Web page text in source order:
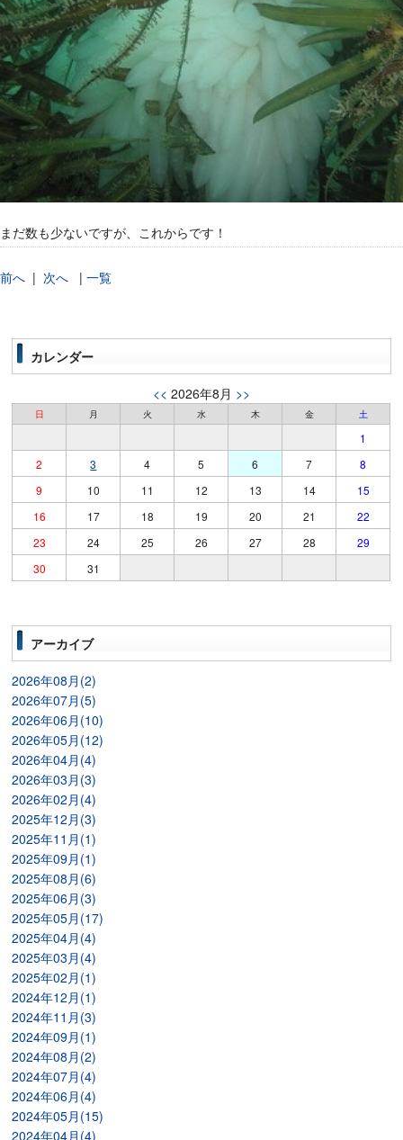
まだ数も少ないですが、これからです！
前へ | 次へ | 一覧
カレンダー
<< 2026年8月 >>
日 月 火 水 木 金 土
1
2
3 4 5 6 7
8
9
10 11 12 13 14
15
16
17 18 19 20 21
22
23
24 25 26 27 28
29
30
31
アーカイブ
2026年08月(2)
2026年07月(5)
2026年06月(10)
2026年05月(12)
2026年04月(4)
2026年03月(3)
2026年02月(4)
2025年12月(3)
2025年11月(1)
2025年09月(1)
2025年08月(6)
2025年06月(3)
2025年05月(17)
2025年04月(4)
2025年03月(4)
2025年02月(1)
2024年12月(1)
2024年11月(3)
2024年09月(1)
2024年08月(2)
2024年07月(4)
2024年06月(4)
2024年05月(15)
2024年04月(4)